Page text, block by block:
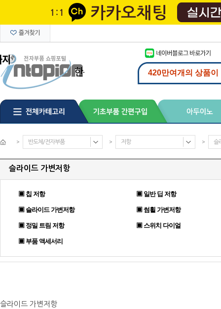
> 반도체/전자부품 > 저항 > 슬
슬라이드 가변저항
▣ 칩 저항 ▣ 일반 딥 저항
▣ 슬라이드 가변저항 ▣ 썸휠 가변저항
▣ 정밀 트림 저항 ▣ 스위치 다이얼
▣ 부품 액세서리
슬라이드 가변저항